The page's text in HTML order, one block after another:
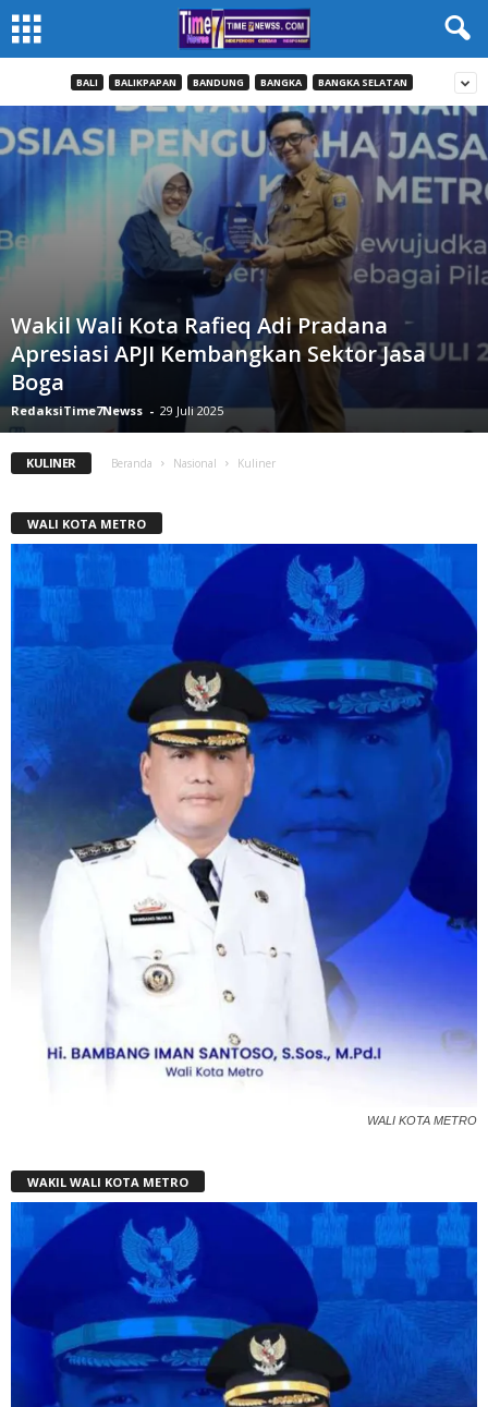
BALI BALIKPAPAN BANDUNG BANGKA BANGKA SELATAN
Wakil Wali Kota Rafieq Adi Pradana
Apresiasi APJI Kembangkan Sektor Jasa
Boga
RedaksiTime7Newss - 29 Juli 2025
KULINER Beranda Nasional Kuliner
WALI KOTA METRO
WALI KOTA METRO
WAKIL WALI KOTA METRO